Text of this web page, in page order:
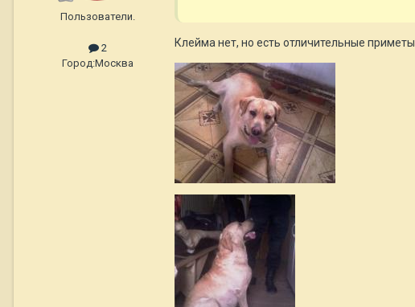
Пользователи.
2
Город:Москва
Клейма нет, но есть отличительные приметы.